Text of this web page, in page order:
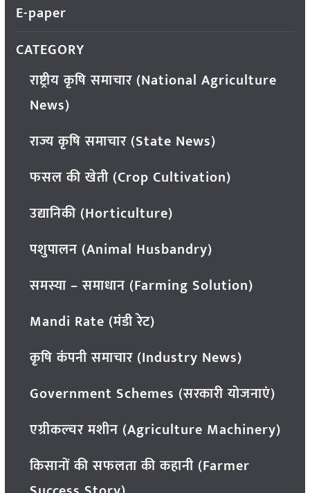
E-paper
CATEGORY
राष्ट्रीय कृषि समाचार (National Agriculture
News)
राज्य कृषि समाचार (State News)
फसल की खेती (Crop Cultivation)
उद्यानिकी (Horticulture)
पशुपालन (Animal Husbandry)
समस्या – समाधान (Farming Solution)
Mandi Rate (मंडी रेट)
कृषि कंपनी समाचार (Industry News)
Government Schemes (सरकारी योजनाएं)
एग्रीकल्चर मशीन (Agriculture Machinery)
किसानों की सफलता की कहानी (Farmer